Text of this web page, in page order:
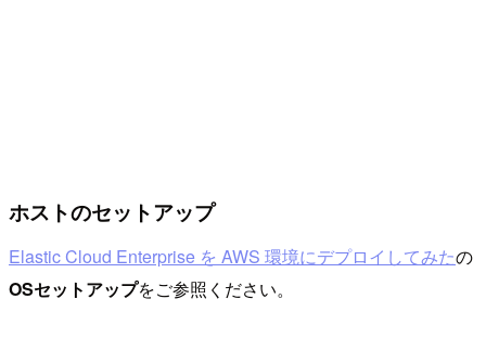
ホストのセットアップ
Elastic Cloud Enterprise を AWS 環境にデプロイしてみたの
OSセットアップをご参照ください。